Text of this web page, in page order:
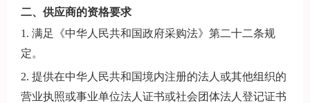
二、供应商的资格要求
1. 满足《中华人民共和国政府采购法》第二十二条规
定。
2. 提供在中华人民共和国境内注册的法人或其他组织的
营业执照或事业单位法人证书或社会团体法人登记证书